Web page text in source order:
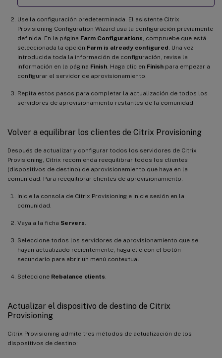
Use la configuración predeterminada. El asistente Citrix
Provisioning Configuration Wizard usa la configuración previamente
definida. En la página Farm Configurations , compruebe que está
seleccionada la opción Farm is already configured . Una vez
introducida toda la información de configuración, revise la
información en la página Finish . Haga clic en Finish para empezar a
configurar el servidor de aprovisionamiento.
Repita estos pasos para completar la actualización de todos los
servidores de aprovisionamiento restantes de la comunidad.
Volver a equilibrar los clientes de Citrix Provisioning
Después de actualizar y configurar todos los servidores de Citrix
Provisioning, Citrix recomienda reequilibrar todos los clientes
(dispositivos de destino) de aprovisionamiento que haya en la
comunidad. Para reequilibrar clientes de aprovisionamiento:
Inicie la consola de Citrix Provisioning e inicie sesión en la
comunidad.
Vaya a la ficha Servers
Seleccione todos los servidores de aprovisionamiento que se
hayan actualizado recientemente; haga clic con el botón
secundario para abrir un menú contextual.
Seleccione Rebalance clients
Actualizar el dispositivo de destino de Citrix
Provisioning
Citrix Provisioning admite tres métodos de actualización de los
dispositivos de destino: